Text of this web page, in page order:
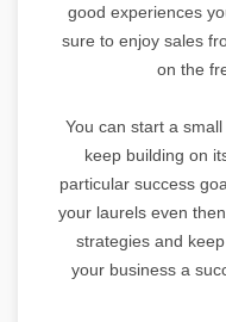
good experiences
sure to enjoy sales
on the
You can start a
keep building on
particular success
your laurels even
strategies and
your business a